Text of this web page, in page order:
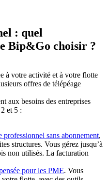
: quel
Bip&Go choisir ?
à votre activité et à votre flotte
offres de télépéage
aux besoins des entreprises
et 5 :
professionnel sans abonnement,
structures. Vous gérez jusqu’à
non utilisés. La facturation
pour les PME. Vous